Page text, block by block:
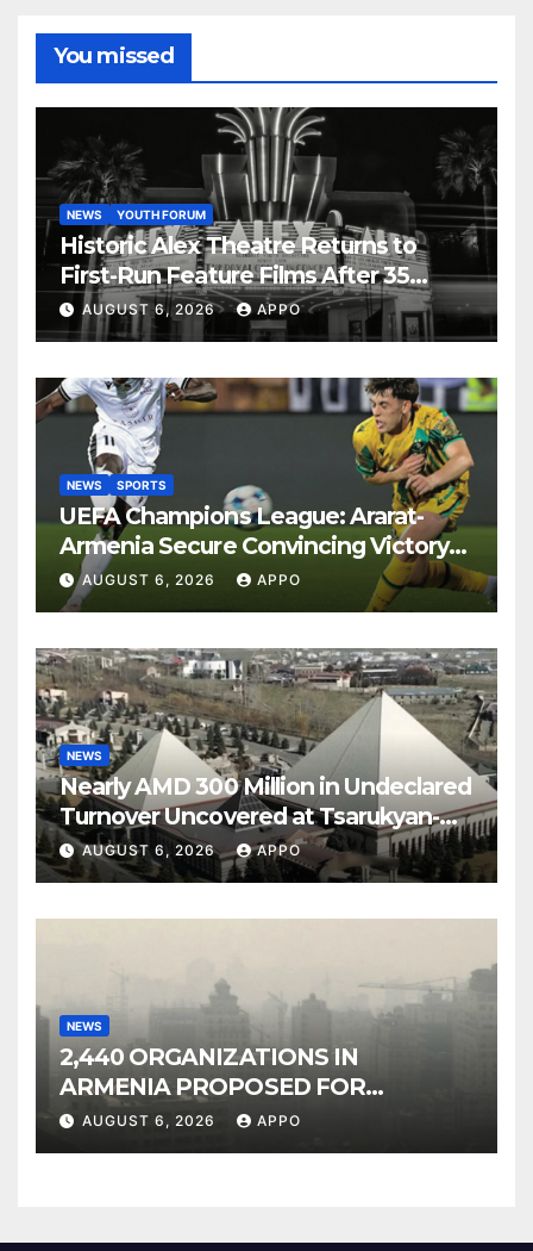
You missed
NEWS YOUTH FORUM
Historic Alex Theatre Returns to
First-Run Feature Films After 35
Years
AUGUST 6, 2026 APPO
NEWS SPORTS
UEFA Champions League: Ararat-
Armenia Secure Convincing Victory
Over Shamrock Rovers 2-0
AUGUST 6, 2026 APPO
NEWS
Nearly AMD 300 Million in Undeclared
Turnover Uncovered at Tsarukyan-
Owned Entertainment Center
AUGUST 6, 2026 APPO
NEWS
2,440 ORGANIZATIONS IN
ARMENIA PROPOSED FOR
INCLUSION IN LIST OF AIR
POLLUTERS
AUGUST 6, 2026 APPO